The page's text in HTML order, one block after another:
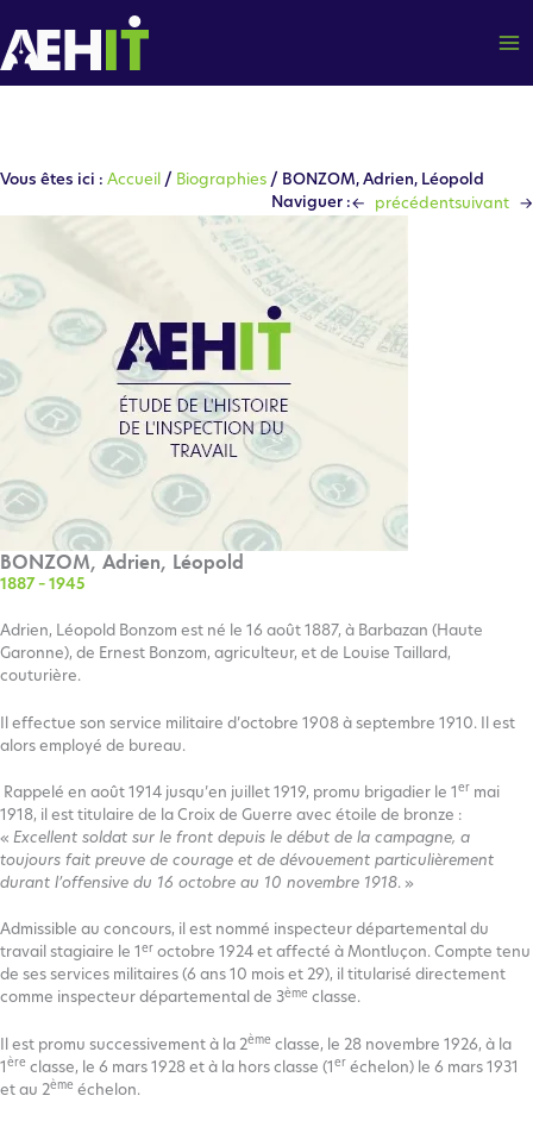
au
contenu
Vous êtes ici : Accueil / Biographies / BONZOM, Adrien, Léopold
Naviguer :← précédentsuivant →
BONZOM, Adrien, Léopold
1887 – 1945
Adrien, Léopold Bonzom est né le 16 août 1887, à Barbazan (Haute
Garonne), de Ernest Bonzom, agriculteur, et de Louise Taillard,
couturière.
Il effectue son service militaire d’octobre 1908 à septembre 1910. Il est
alors employé de bureau.
Rappelé en août 1914 jusqu’en juillet 1919, promu brigadier le 1 er mai
1918, il est titulaire de la Croix de Guerre avec étoile de bronze :
« Excellent soldat sur le front depuis le début de la campagne, a
toujours fait preuve de courage et de dévouement particulièrement
durant l’offensive du 16 octobre au 10 novembre 1918. »
Admissible au concours, il est nommé inspecteur départemental du
travail stagiaire le 1 er octobre 1924 et affecté à Montluçon. Compte tenu
de ses services militaires (6 ans 10 mois et 29), il titularisé directement
comme inspecteur départemental de 3ème classe.
Il est promu successivement à la 2ème classe, le 28 novembre 1926, à la
1 ère classe, le 6 mars 1928 et à la hors classe (1 er échelon) le 6 mars 1931
et au 2ème échelon.